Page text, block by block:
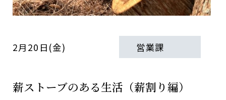
2月20日(金) 営業課
薪ストーブのある生活（薪割り編）